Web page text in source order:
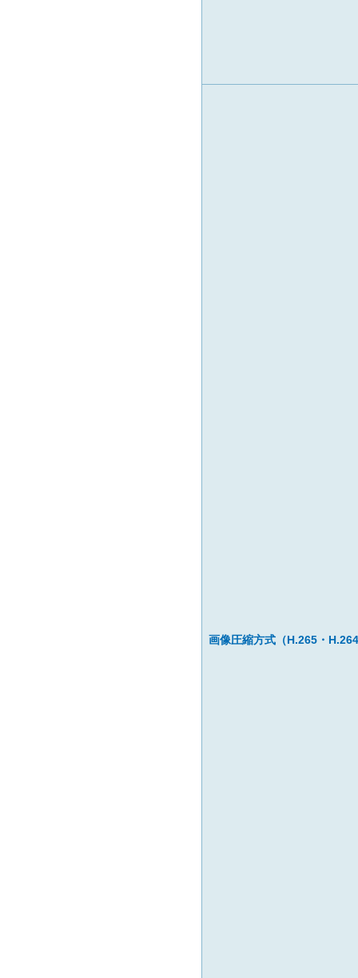
画像圧縮方式（H.265・